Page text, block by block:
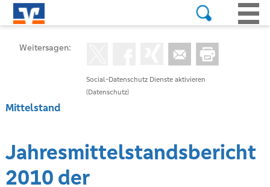
Social-Datenschutz Dienste aktivieren
(Datenschutz)
Weitersagen:
Mittelstand
Jahresmittelstandsbericht
2010 der